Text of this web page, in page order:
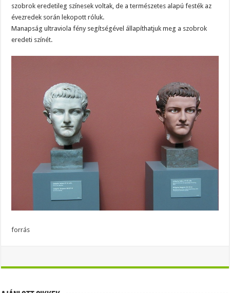
szobrok eredetileg színesek voltak, de a természetes alapú festék az
évezredek során lekopott róluk.
Manapság ultraviola fény segítségével állapíthatjuk meg a szobrok
eredeti színét.
forrás